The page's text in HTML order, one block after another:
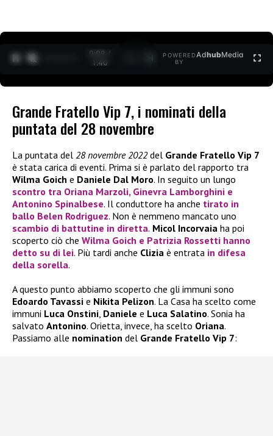
0:10 /
1:40
POWERED
BY
AdhubMedia
Grande Fratello Vip 7, i nominati della
puntata del 28 novembre
La puntata del 28 novembre 2022del Grande Fratello Vip 7
è stata carica di eventi. Prima si è parlato del rapporto tra
Wilma Goich e Daniele Dal Moro. In seguito un lungo
scontro tra Oriana Marzoli, Ginevra Lamborghini e
Antonino Spinalbese. Il conduttore ha anche tirato in
ballo Belen Rodriguez. Non è nemmeno mancato uno
scambio di battutine in diretta. Micol Incorvaia ha poi
scoperto ciò che Wilma Goich e Patrizia Rossetti hanno
detto su di lei. Più tardi anche Clizia è entrata in difesa
della sorella.
A questo punto abbiamo scoperto che gli immuni sono
Edoardo Tavassi e Nikita Pelizon. La Casa ha scelto come
immuni Luca Onstini, Daniele e Luca Salatino. Sonia ha
salvato Antonino. Orietta, invece, ha scelto Oriana.
Passiamo alle nomination del Grande Fratello Vip 7: